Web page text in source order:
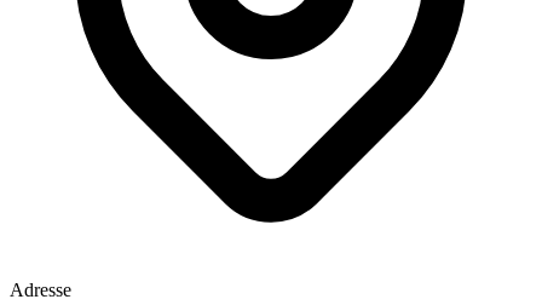
Adresse